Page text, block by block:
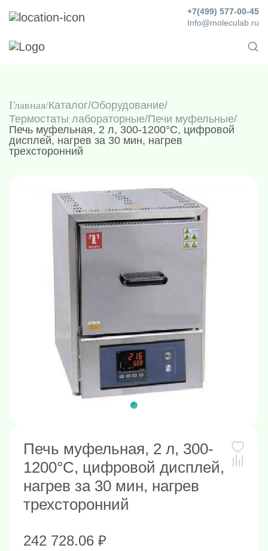
Info@moleculab.ru
+7(499) 577-00-45
Главная Каталог/Оборудование/
Термостаты лабораторные/Печи муфельные/
Печь муфельная, 2 л, 300-1200°C, цифровой
дисплей, нагрев за 30 мин, нагрев
трехсторонний
Печь муфельная, 2 л, 300-
1200°C, цифровой дисплей,
нагрев за 30 мин, нагрев
трехсторонний
242 728.06 ₽